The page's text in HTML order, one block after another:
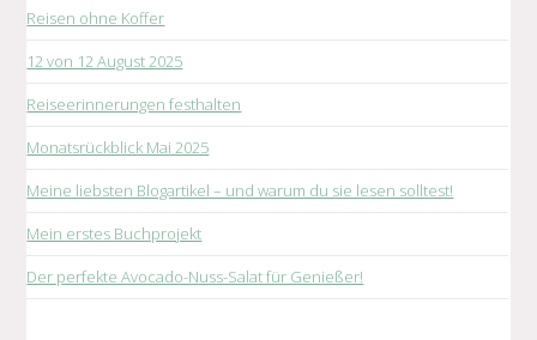
Reisen ohne Koffer
12 von 12 August 2025
Reiseerinnerungen festhalten
Monatsrückblick Mai 2025
Meine liebsten Blogartikel – und warum du sie lesen solltest!
Mein erstes Buchprojekt
Der perfekte Avocado-Nuss-Salat für Genießer!